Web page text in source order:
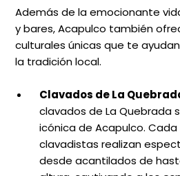
Además de la emocionante
y bares, Acapulco también
culturales únicas que te
la tradición local.
Clavados de La
clavados de La Quebrada
icónica de Acapulco.
clavadistas realizan
desde acantilados de